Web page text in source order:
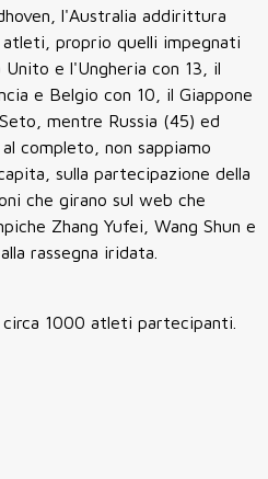
l'Australia addirittura
proprio quelli impegnati
e l'Ungheria con 13, il
e Belgio con 10, il Giappone
mentre Russia (45) ed
completo, non sappiamo
sulla partecipazione della
che girano sul web che
Zhang Yufei, Wang Shun e
rassegna iridata.
1000 atleti partecipanti.